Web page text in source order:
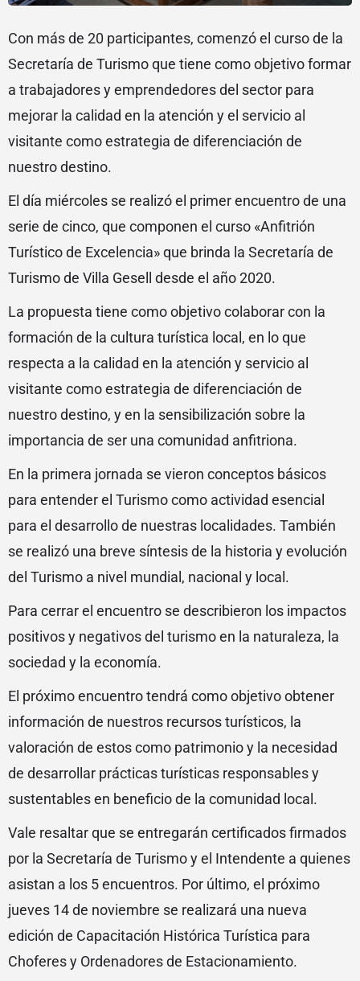
Con más de 20 participantes, comenzó el curso de la
Secretaría de Turismo que tiene como objetivo formar
a trabajadores y emprendedores del sector para
mejorar la calidad en la atención y el servicio al
visitante como estrategia de diferenciación de
nuestro destino.
El día miércoles se realizó el primer encuentro de una
serie de cinco, que componen el curso «Anfitrión
Turístico de Excelencia» que brinda la Secretaría de
Turismo de Villa Gesell desde el año 2020.
La propuesta tiene como objetivo colaborar con la
formación de la cultura turística local, en lo que
respecta a la calidad en la atención y servicio al
visitante como estrategia de diferenciación de
nuestro destino, y en la sensibilización sobre la
importancia de ser una comunidad anfitriona.
En la primera jornada se vieron conceptos básicos
para entender el Turismo como actividad esencial
para el desarrollo de nuestras localidades. También
se realizó una breve síntesis de la historia y evolución
del Turismo a nivel mundial, nacional y local.
Para cerrar el encuentro se describieron los impactos
positivos y negativos del turismo en la naturaleza, la
sociedad y la economía.
El próximo encuentro tendrá como objetivo obtener
información de nuestros recursos turísticos, la
valoración de estos como patrimonio y la necesidad
de desarrollar prácticas turísticas responsables y
sustentables en beneficio de la comunidad local.
Vale resaltar que se entregarán certificados firmados
por la Secretaría de Turismo y el Intendente a quienes
asistan a los 5 encuentros. Por último, el próximo
jueves 14 de noviembre se realizará una nueva
edición de Capacitación Histórica Turística para
Choferes y Ordenadores de Estacionamiento.